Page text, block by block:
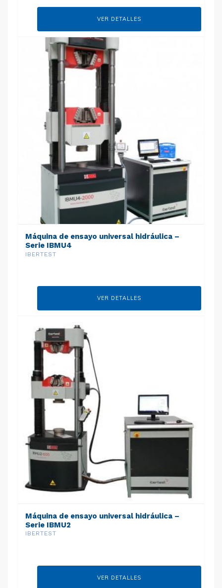
VER DETALLES
Máquina de ensayo universal hidráulica –
Serie IBMU4
IBERTEST
VER DETALLES
Máquina de ensayo universal hidráulica –
Serie IBMU2
IBERTEST
VER DETALLES